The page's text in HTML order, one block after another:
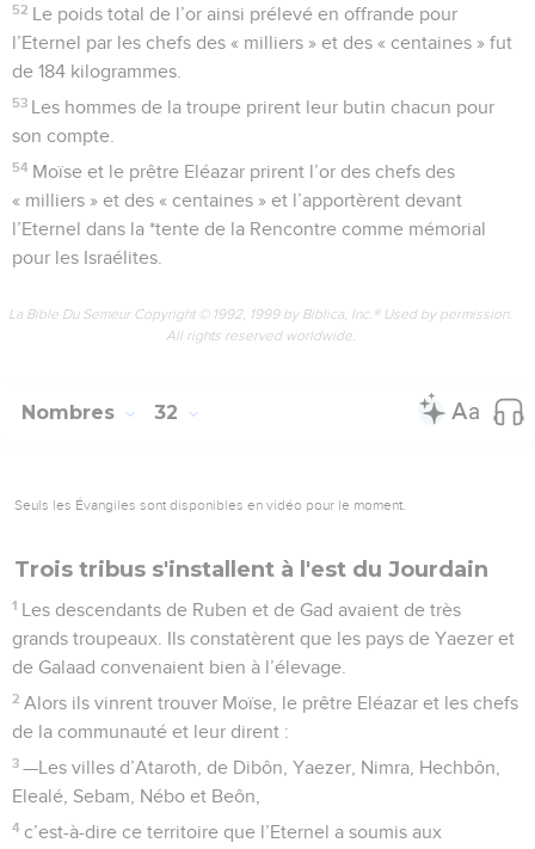
52 Le poids total de l’or ainsi prélevé en offrande pour
l’Eternel par les chefs des « milliers » et des « centaines » fut
de 184 kilogrammes.
53 Les hommes de la troupe prirent leur butin chacun pour
son compte.
54 Moïse et le prêtre Eléazar prirent l’or des chefs des
« milliers » et des « centaines » et l’apportèrent devant
l’Eternel dans la *tente de la Rencontre comme mémorial
pour les Israélites.
La Bible Du Semeur Copyright © 1992, 1999 by Biblica, Inc.® Used by permission.
All rights reserved worldwide.
Nombres 32
Seuls les Évangiles sont disponibles en vidéo pour le moment.
Trois tribus s'installent à l'est du Jourdain
1 Les descendants de Ruben et de Gad avaient de très
grands troupeaux. Ils constatèrent que les pays de Yaezer et
de Galaad convenaient bien à l’élevage.
2 Alors ils vinrent trouver Moïse, le prêtre Eléazar et les chefs
de la communauté et leur dirent :
3 —Les villes d’Ataroth, de Dibôn, Yaezer, Nimra, Hechbôn,
Elealé, Sebam, Nébo et Beôn,
4 c’est-à-dire ce territoire que l’Eternel a soumis aux